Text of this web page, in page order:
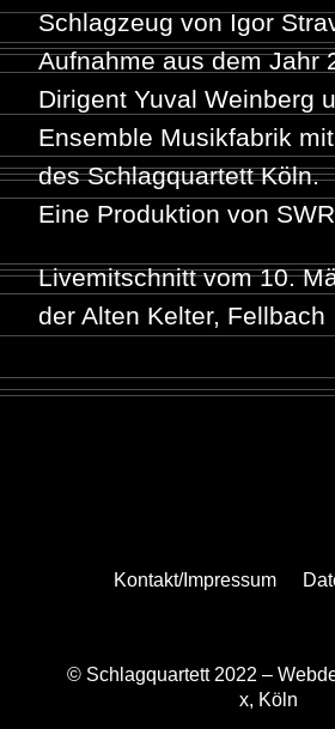
Schlagzeug von Igor
Aufnahme aus dem Jahr
Dirigent Yuval Weinberg
Ensemble Musikfabrik
des Schlagquartett Köln.
Eine Produktion von
Livemitschnitt vom 10.
der Alten Kelter, Fellbach
Kontakt/Impressum
© Schlagquartett 2022 –
x, Köln